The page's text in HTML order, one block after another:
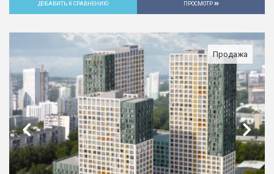
ДОБАВИТЬ К СРАВНЕНИЮ ПРОСМОТР
Продажа